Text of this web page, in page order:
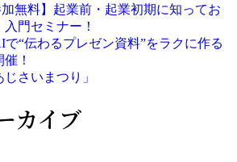
加無料】起業前・起業初期に知ってお
門セミナー！
で“伝わるプレゼン資料”をラクに作る
！
さいまつり」
カイブ